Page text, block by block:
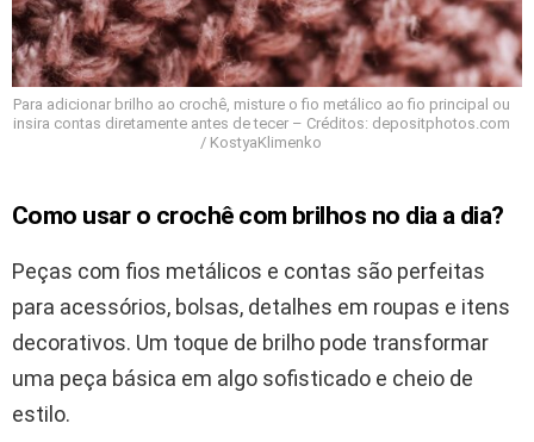
Para adicionar brilho ao crochê, misture o fio metálico ao fio principal ou
insira contas diretamente antes de tecer – Créditos: depositphotos.com
/ KostyaKlimenko
Como usar o crochê com brilhos no dia a dia?
Peças com fios metálicos e contas são perfeitas
para acessórios, bolsas, detalhes em roupas e itens
decorativos. Um toque de brilho pode transformar
uma peça básica em algo sofisticado e cheio de
estilo.